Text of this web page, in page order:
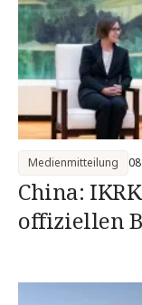
China:
offiziellen
Medienmitteilung